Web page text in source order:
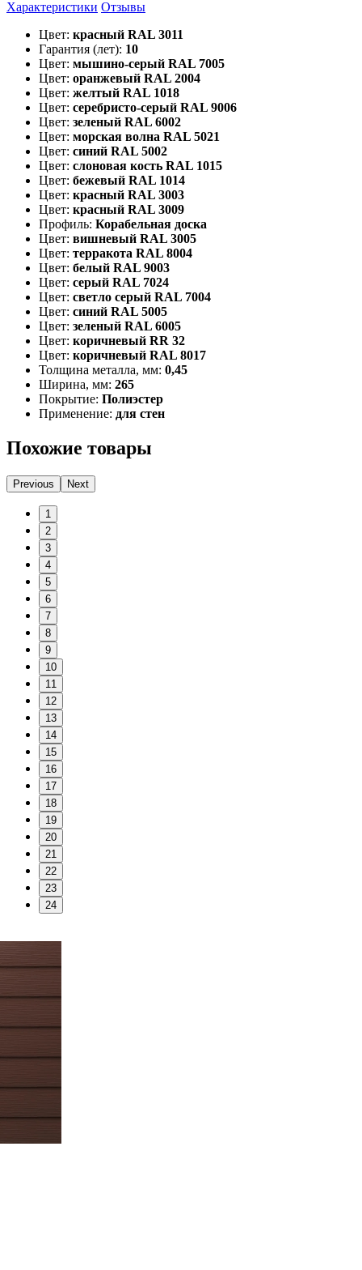
Характеристики Отзывы
Цвет: красный RAL 3011
Гарантия (лет): 10
Цвет: мышино-серый RAL 7005
Цвет: оранжевый RAL 2004
Цвет: желтый RAL 1018
Цвет: серебристо-серый RAL 9006
Цвет: зеленый RAL 6002
Цвет: морская волна RAL 5021
Цвет: синий RAL 5002
Цвет: слоновая кость RAL 1015
Цвет: бежевый RAL 1014
Цвет: красный RAL 3003
Цвет: красный RAL 3009
Профиль: Корабельная доска
Цвет: вишневый RAL 3005
Цвет: терракота RAL 8004
Цвет: белый RAL 9003
Цвет: серый RAL 7024
Цвет: светло серый RAL 7004
Цвет: синий RAL 5005
Цвет: зеленый RAL 6005
Цвет: коричневый RR 32
Цвет: коричневый RAL 8017
Толщина металла, мм: 0,45
Ширина, мм: 265
Покрытие: Полиэстер
Применение: для стен
Похожие товары
Previous Next
1
2
3
4
5
6
7
8
9
10
11
12
13
14
15
16
17
18
19
20
21
22
23
24